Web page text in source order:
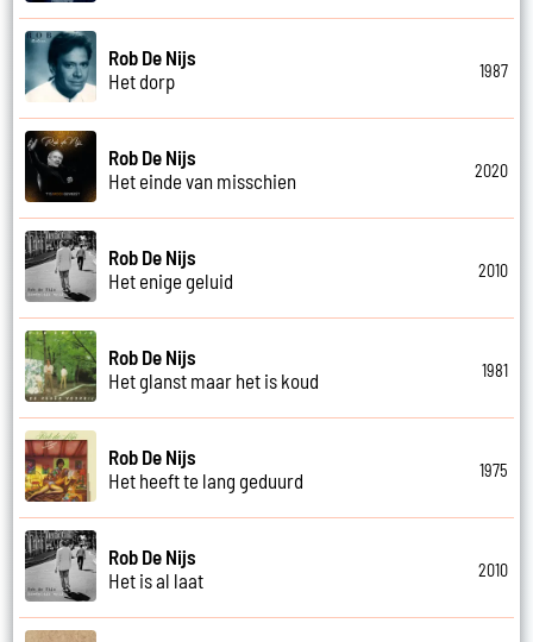
Rob De Nijs
Het dorp
1987
Rob De Nijs
Het einde van misschien
2020
Rob De Nijs
Het enige geluid
2010
Rob De Nijs
Het glanst maar het is koud
1981
Rob De Nijs
Het heeft te lang geduurd
1975
Rob De Nijs
Het is al laat
2010